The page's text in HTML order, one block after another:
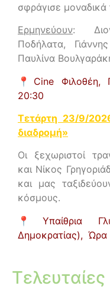
σφράγισε
Ερμηνεύουν:
Ποδήλατα,
Παυλίνα
📍 Cine Φιλοθέη,
20:30
Τετάρτη 23/9/
διαδρομή»
Οι ξεχωριστοί
και Νίκος
και μας
κόσμους.
📍 Υπαίθρια
Δημοκρατίας),Ώρα